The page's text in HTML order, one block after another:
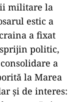
militare la
estic a
a fixat
politic,
a
la Marea
și de interes: